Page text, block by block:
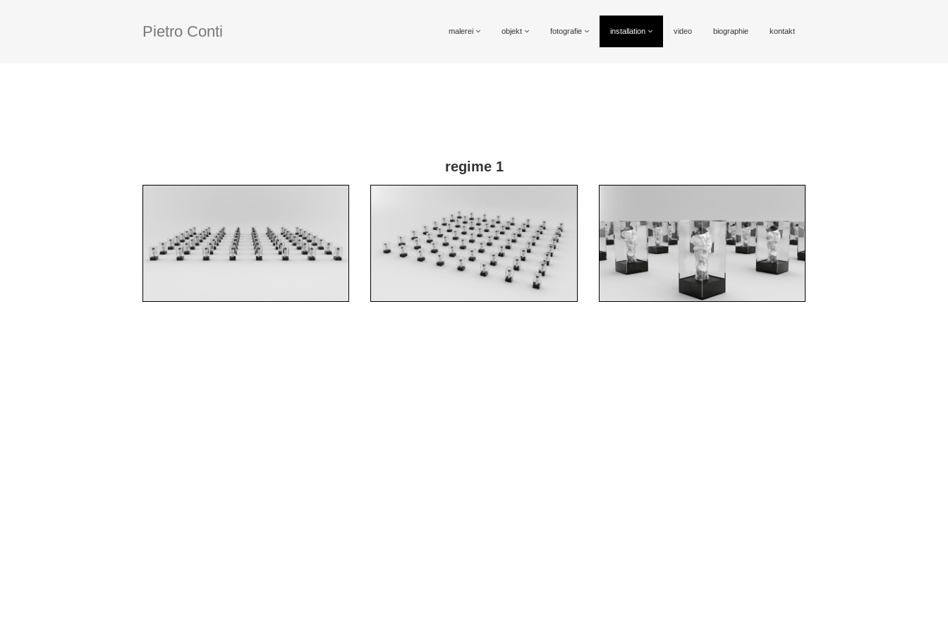
Pietro Conti malerei objekt fotografie installation video biographie kontakt
regime 1